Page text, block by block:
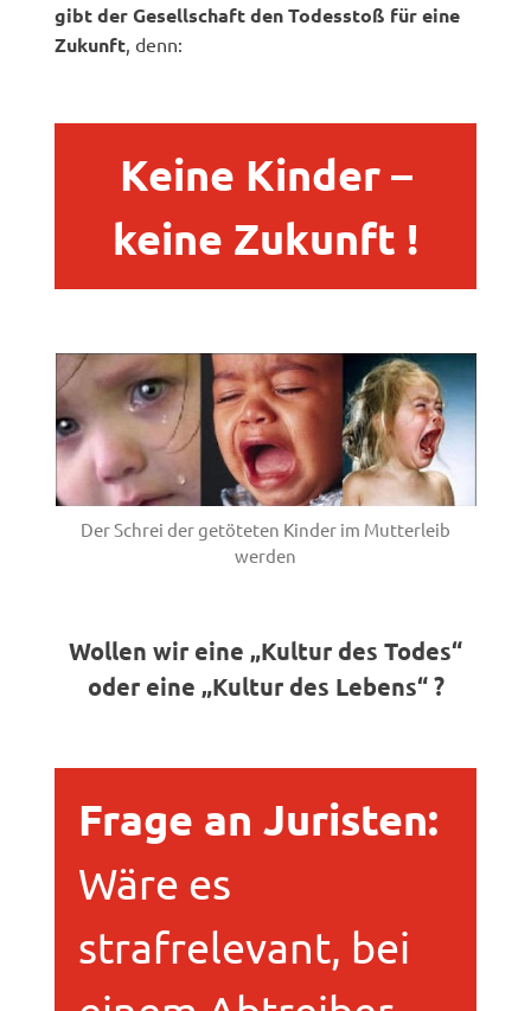
gibt der Gesellschaft den Todesstoß für eine
Zukunft , denn:
Keine Kinder –
keine Zukunft !
Der Schrei der getöteten Kinder im Mutterleib
werden
Wollen wir eine „Kultur des Todes“
oder eine „Kultur des Lebens“ ?
Frage an Juristen:
Wäre es
strafrelevant, bei